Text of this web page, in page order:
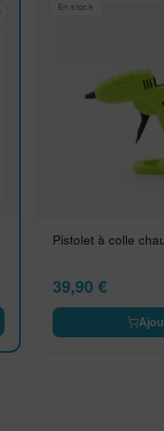
En stock
Pistolet à colle
39,90 €